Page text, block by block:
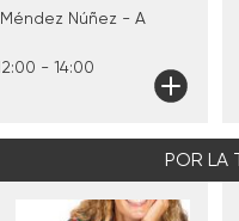
Núñez - A
- 14:00
POR LA